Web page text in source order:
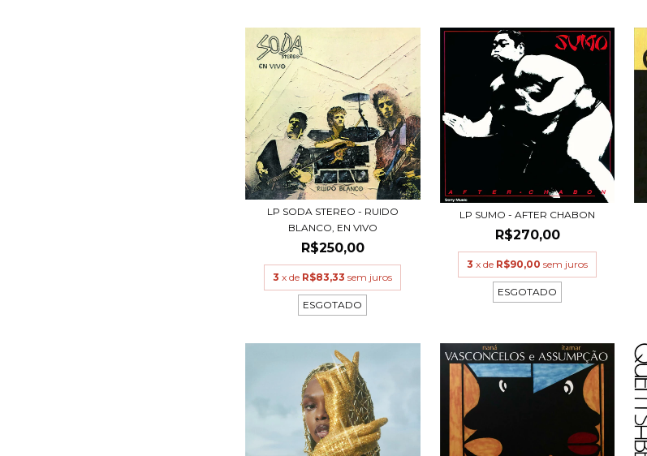
LP SODA STEREO - RUIDO
BLANCO, EN VIVO
R$250,00
3 x de R$83,33 sem juros
ESGOTADO
LP SUMO - AFTER CHABON
R$270,00
3 x de R$90,00 sem juros
ESGOTADO